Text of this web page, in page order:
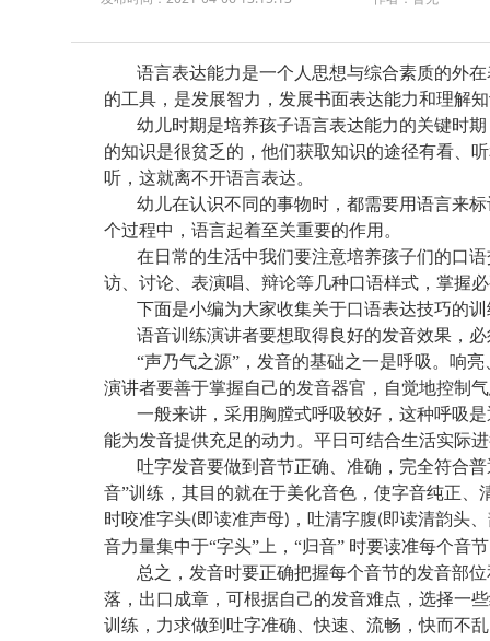
语言表达能力是一个人思想与综合素质的外
的工具，是发展智力，发展书面表达能力和理解
幼儿时期是培养孩子语言表达能力的关键时
的知识是很贫乏的，他们获取知识的途径有看、
听，这就离不开语言表达。
幼儿在认识不同的事物时，都需要用语言来
个过程中，语言起着至关重要的作用。
在日常的生活中我们要注意培养孩子们的口
访、讨论、表演唱、辩论等几种口语样式，掌握
下面是小编为大家收集关于口语表达技巧的
语音训练演讲者要想取得良好的发音效果，
“声乃气之源”，发音的基础之一是呼吸。响
演讲者要善于掌握自己的发音器官，自觉地控制
一般来讲，采用胸膛式呼吸较好，这种呼吸
能为发音提供充足的动力。平日可结合生活实际
吐字发音要做到音节正确、准确，完全符合
音”训练，其目的就在于美化音色，使字音纯正
时咬准字头(即读准声母) ，吐清字腹(即读清韵头
音力量集中于“字头”上，“归音” 时要读准每个音
总之，发音时要正确把握每个音节的发音部
落，出口成章，可根据自己的发音难点，选择一
训练，力求做到吐字准确、快速、流畅，快而不